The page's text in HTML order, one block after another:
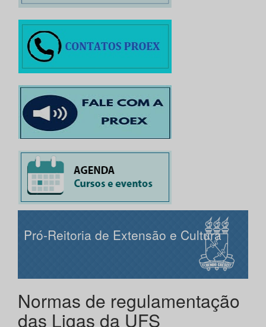
Pró-Reitoria de Extensão e Cultura
Normas de regulamentação
das Ligas da UFS